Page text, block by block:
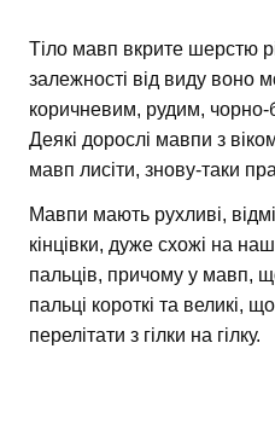
Тіло мавп вкрите шерстю
залежності від виду воно
коричневим, рудим, чорно-
Деякі дорослі мавпи з
мавп лисіти, знову-таки
Мавпи мають рухливі,
кінцівки, дуже схожі на
пальців, причому у мавп,
пальці короткі та великі,
перелітати з гілки на гілку.